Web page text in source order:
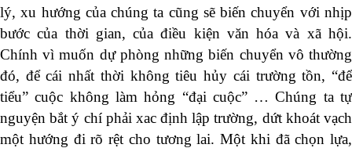
lý, xu hướng của chúng ta cũng sẽ biến chuyển với nhịp
bước của thời gian, của điều kiện văn hóa và xã hội.
Chính vì muốn dự phòng những biến chuyển vô thường
đó, để cái nhất thời không tiêu hủy cái trường tồn, “để
tiểu” cuộc không làm hỏng “đại cuộc” … Chúng ta tự
nguyện bắt ý chí phải xac định lập trường, dứt khoát vạch
một hướng đi rõ rệt cho tương lai. Một khi đã chọn lựa,